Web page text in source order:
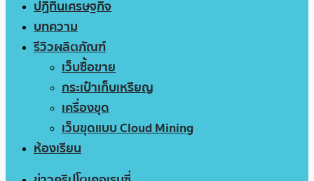
ปฏิทินเศรษฐกิจ
บทความ
รีวิวผลิตภัณฑ์
เว็บซื้อขาย
กระเป๋าเก็บเหรียญ
เครื่องขุด
เว็บขุดแบบ Cloud Mining
ห้องเรียน